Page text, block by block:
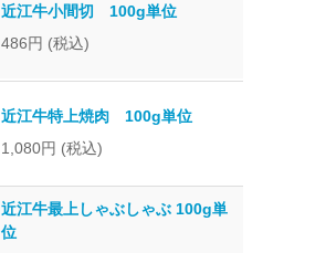
近江牛小間切 100g単位
486円 (税込)
近江牛特上焼肉 100g単位
1,080円 (税込)
近江牛最上しゃぶしゃぶ 100g単
位